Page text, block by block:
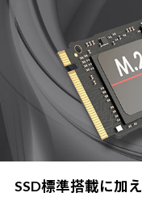
SSD標準搭載に加